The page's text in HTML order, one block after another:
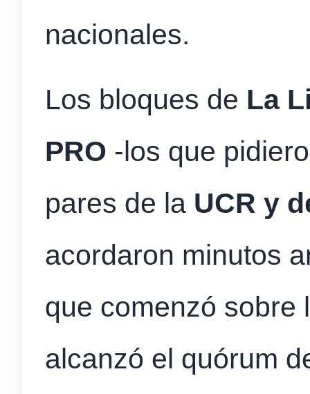
nacionales.
Los bloques de La
PRO -los que
pares de la UCR y
acordaron minutos
que comenzó sobre
alcanzó el quórum